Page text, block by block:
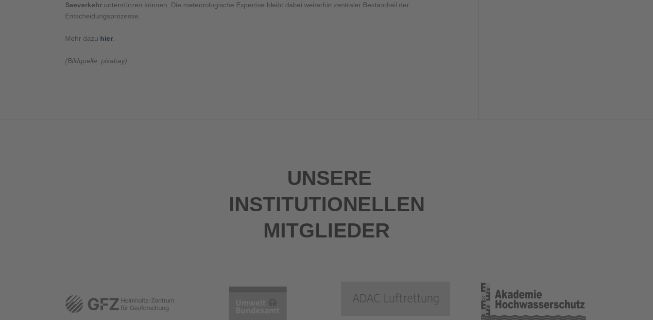
Seeverkehr unterstützen können. Die meteorologische Expertise bleibt dabei weiterhin zentraler Bestandteil der
Entscheidungsprozesse.
Mehr dazu hier
(Bildquelle: pixabay)
UNSERE
INSTITUTIONELLEN
MITGLIEDER